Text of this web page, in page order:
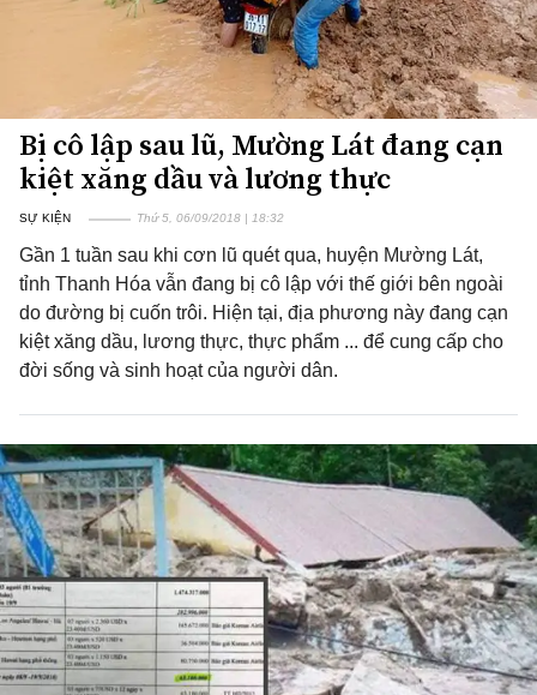
Bị cô lập sau lũ, Mường Lát đang cạn
kiệt xăng dầu và lương thực
SỰ KIỆN Thứ 5, 06/09/2018 | 18:32
Gần 1 tuần sau khi cơn lũ quét qua, huyện Mường Lát,
tỉnh Thanh Hóa vẫn đang bị cô lập với thế giới bên ngoài
do đường bị cuốn trôi. Hiện tại, địa phương này đang cạn
kiệt xăng dầu, lương thực, thực phẩm ... để cung cấp cho
đời sống và sinh hoạt của người dân.